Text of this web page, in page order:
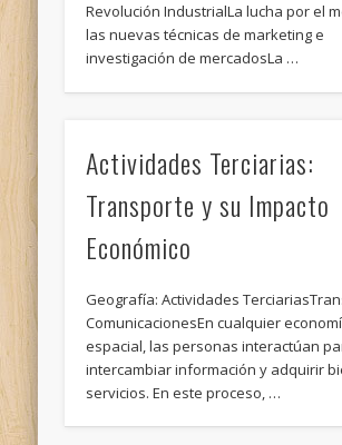
Revolución IndustrialLa lucha por el
las nuevas técnicas de marketing e
investigación de mercadosLa …
Actividades Terciarias:
Transporte y su Impacto
Económico
Geografía: Actividades
ComunicacionesEn cualquier
espacial, las personas interactúan
intercambiar información y adquirir
servicios. En este proceso, …